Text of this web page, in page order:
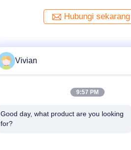
Hubungi sekarang
Kirimkan Kami
Vivian
9:57 PM
Good day, what product are you looking
for?